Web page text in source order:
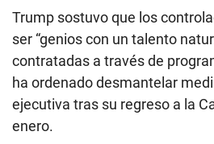
Trump sostuvo que los
ser “genios con un talento
contratadas a través de
ha ordenado desmantelar
ejecutiva tras su regreso a la
enero.